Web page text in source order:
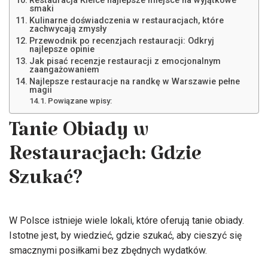
smaki
Kulinarne doświadczenia w restauracjach, które
zachwycają zmysły
Przewodnik po recenzjach restauracji: Odkryj
najlepsze opinie
Jak pisać recenzje restauracji z emocjonalnym
zaangażowaniem
Najlepsze restauracje na randkę w Warszawie pełne
magii
Powiązane wpisy:
Tanie Obiady w
Restauracjach: Gdzie
Szukać?
W Polsce istnieje wiele lokali, które oferują tanie obiady.
Istotne jest, by wiedzieć, gdzie szukać, aby cieszyć się
smacznymi posiłkami bez zbędnych wydatków.